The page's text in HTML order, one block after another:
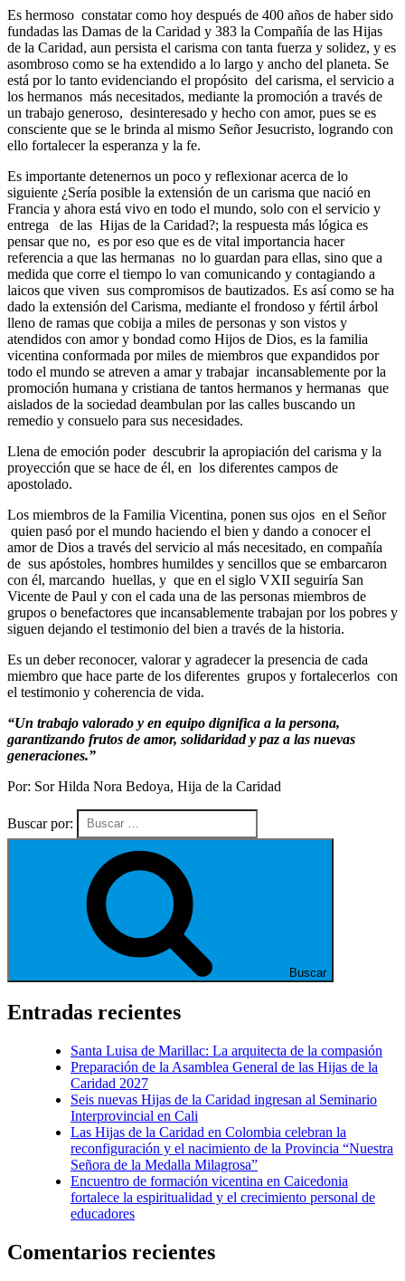
Es hermoso constatar como hoy después de 400 años de haber sido
fundadas las Damas de la Caridad y 383 la Compañía de las Hijas
de la Caridad, aun persista el carisma con tanta fuerza y solidez, y es
asombroso como se ha extendido a lo largo y ancho del planeta. Se
está por lo tanto evidenciando el propósito del carisma, el servicio a
los hermanos más necesitados, mediante la promoción a través de
un trabajo generoso, desinteresado y hecho con amor, pues se es
consciente que se le brinda al mismo Señor Jesucristo, logrando con
ello fortalecer la esperanza y la fe.
Es importante detenernos un poco y reflexionar acerca de lo
siguiente ¿Sería posible la extensión de un carisma que nació en
Francia y ahora está vivo en todo el mundo, solo con el servicio y
entrega de las Hijas de la Caridad?; la respuesta más lógica es
pensar que no, es por eso que es de vital importancia hacer
referencia a que las hermanas no lo guardan para ellas, sino que a
medida que corre el tiempo lo van comunicando y contagiando a
laicos que viven sus compromisos de bautizados. Es así como se ha
dado la extensión del Carisma, mediante el frondoso y fértil árbol
lleno de ramas que cobija a miles de personas y son vistos y
atendidos con amor y bondad como Hijos de Dios, es la familia
vicentina conformada por miles de miembros que expandidos por
todo el mundo se atreven a amar y trabajar incansablemente por la
promoción humana y cristiana de tantos hermanos y hermanas que
aislados de la sociedad deambulan por las calles buscando un
remedio y consuelo para sus necesidades.
Llena de emoción poder descubrir la apropiación del carisma y la
proyección que se hace de él, en los diferentes campos de
apostolado.
Los miembros de la Familia Vicentina, ponen sus ojos en el Señor
quien pasó por el mundo haciendo el bien y dando a conocer el
amor de Dios a través del servicio al más necesitado, en compañía
de sus apóstoles, hombres humildes y sencillos que se embarcaron
con él, marcando huellas, y que en el siglo VXII seguiría San
Vicente de Paul y con el cada una de las personas miembros de
grupos o benefactores que incansablemente trabajan por los pobres y
siguen dejando el testimonio del bien a través de la historia.
Es un deber reconocer, valorar y agradecer la presencia de cada
miembro que hace parte de los diferentes grupos y fortalecerlos con
el testimonio y coherencia de vida.
“Un trabajo valorado y en equipo dignifica a la persona,
garantizando frutos de amor, solidaridad y paz a las nuevas
generaciones.”
Por: Sor Hilda Nora Bedoya, Hija de la Caridad
Buscar por:
Buscar
Entradas recientes
Santa Luisa de Marillac: La arquitecta de la compasión
Preparación de la Asamblea General de las Hijas de la
Caridad 2027
Seis nuevas Hijas de la Caridad ingresan al Seminario
Interprovincial en Cali
Las Hijas de la Caridad en Colombia celebran la
reconfiguración y el nacimiento de la Provincia “Nuestra
Señora de la Medalla Milagrosa”
Encuentro de formación vicentina en Caicedonia
fortalece la espiritualidad y el crecimiento personal de
educadores
Comentarios recientes